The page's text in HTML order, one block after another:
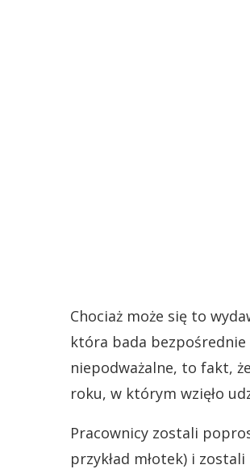
Chociaż może się to
która bada bezpośrednie
niepodważalne, to fakt,
roku, w którym wzięło
Pracownicy zostali
przykład młotek) i